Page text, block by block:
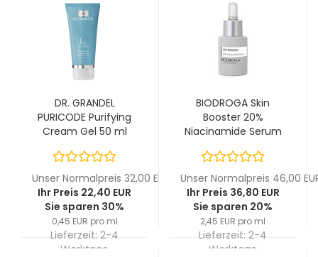
DR. GRANDEL
PURICODE Purifying
Cream Gel 50 ml
Unser Normalpreis 32,00 EUR
Ihr Preis 22,40 EUR
Sie sparen 30%
0,45 EUR pro ml
Lieferzeit: 2-4
Werktage
BIODROGA Skin
Booster 20%
Niacinamide Serum
Unser Normalpreis 46,00
Ihr Preis 36,80 EUR
Sie sparen 20%
2,45 EUR pro ml
Lieferzeit: 2-4
Werktage